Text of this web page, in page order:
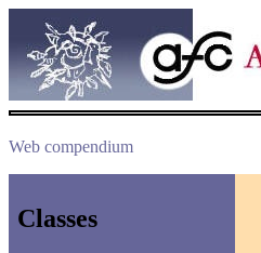
Web compendium
Classes